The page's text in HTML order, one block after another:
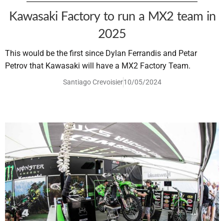
Kawasaki Factory to run a MX2 team in
2025
This would be the first since Dylan Ferrandis and Petar
Petrov that Kawasaki will have a MX2 Factory Team.
Santiago Crevoisier10/05/2024